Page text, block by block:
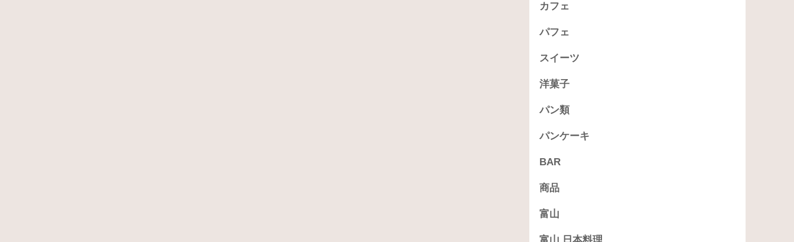
カフェ
パフェ
スイーツ
洋菓子
パン類
パンケーキ
BAR
商品
富山